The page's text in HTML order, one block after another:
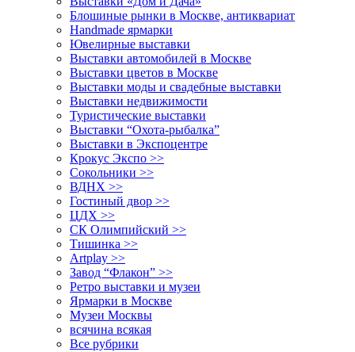
Блошиные рынки в Москве, антиквариат
Handmade ярмарки
Ювелирные выставки
Выставки автомобилей в Москве
Выставки цветов в Москве
Выставки моды и свадебные выставки
Выставки недвижимости
Туристические выставки
Выставки “Охота-рыбалка”
Выставки в Экспоцентре
Крокус Экспо >>
Сокольники >>
ВДНХ >>
Гостиный двор >>
ЦДХ >>
СК Олимпийский >>
Тишинка >>
Artplay >>
Завод “Флакон” >>
Ретро выставки и музеи
Ярмарки в Москве
Музеи Москвы
всячина всякая
Все рубрики